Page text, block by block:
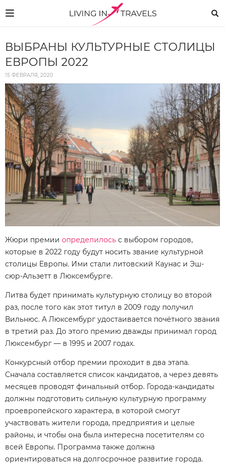
ВЫБРАНЫ КУЛЬТУРНЫЕ СТОЛИЦЫ
ЕВРОПЫ 2022
15 ФЕВРАЛЯ, 2020
Жюри премии определилось с выбором городов,
которые в 2022 году будут носить звание культурной
столицы Европы. Ими стали литовский Каунас и Эш-
сюр-Альзетт в Люксембурге.
Литва будет принимать культурную столицу во второй
раз, после того как этот титул в 2009 году получил
Вильнюс. А Люксембург удостаивается почётного звания
в третий раз. До этого премию дважды принимал город
Люксембург — в 1995 и 2007 годах.
Конкурсный отбор премии проходит в два этапа.
Сначала составляется список кандидатов, а через девять
месяцев проводят финальный отбор. Города-кандидаты
должны подготовить сильную культурную программу
проевропейского характера, в которой смогут
участвовать жители города, предприятия и целые
районы, и чтобы она была интересна посетителям со
всей Европы. Программа также должна
ориентироваться на долгосрочное развитие города.